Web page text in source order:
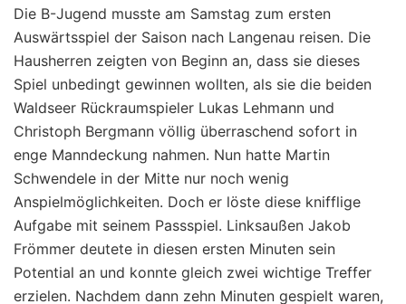
Die B-Jugend musste am Samstag zum ersten
Auswärtsspiel der Saison nach Langenau reisen. Die
Hausherren zeigten von Beginn an, dass sie dieses
Spiel unbedingt gewinnen wollten, als sie die beiden
Waldseer Rückraumspieler Lukas Lehmann und
Christoph Bergmann völlig überraschend sofort in
enge Manndeckung nahmen. Nun hatte Martin
Schwendele in der Mitte nur noch wenig
Anspielmöglichkeiten. Doch er löste diese knifflige
Aufgabe mit seinem Passspiel. Linksaußen Jakob
Frömmer deutete in diesen ersten Minuten sein
Potential an und konnte gleich zwei wichtige Treffer
erzielen. Nachdem dann zehn Minuten gespielt waren,